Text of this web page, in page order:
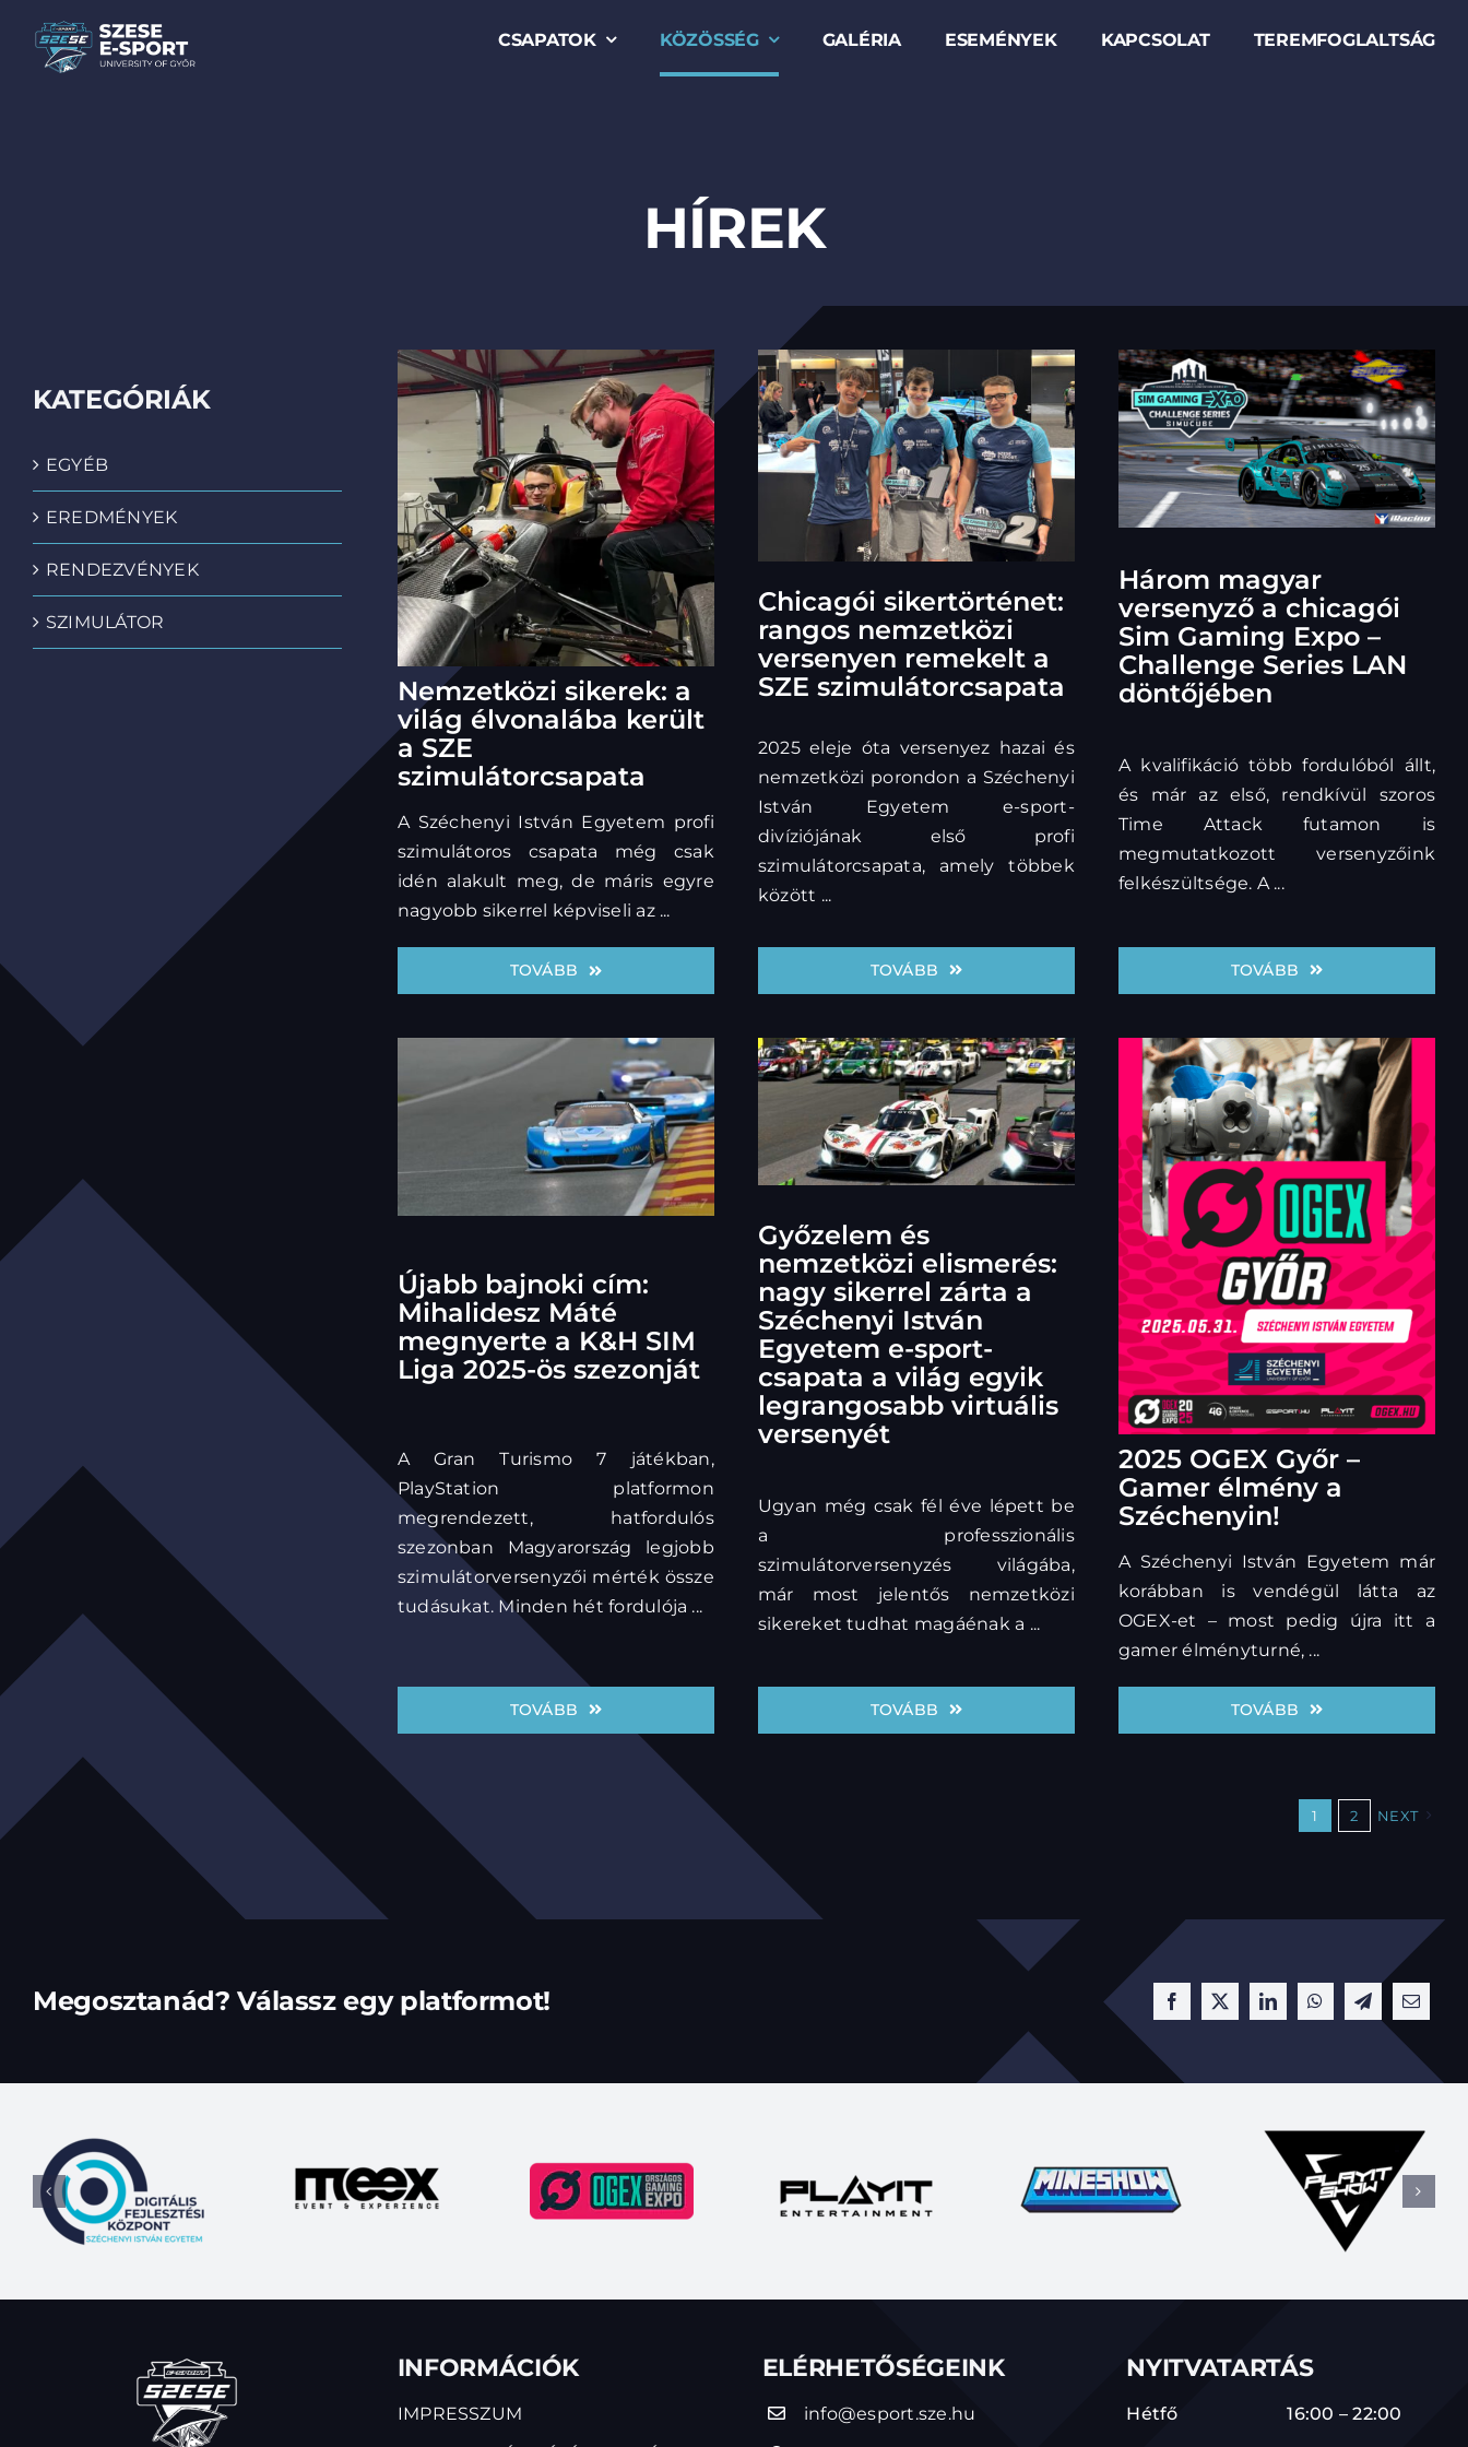
content
CSAPATOK KÖZÖSSÉG GALÉRIA ESEMÉNYEK KAPCSOLAT TEREMFOGLALTSÁG
HÍREK
KATEGÓRIÁK
EGYÉB
EREDMÉNYEK
RENDEZVÉNYEK
SZIMULÁTOR
Nemzetközi sikerek: a
világ élvonalába került
a SZE
szimulátorcsapata
A Széchenyi István Egyetem profi
szimulátoros csapata még csak
idén alakult meg, de máris egyre
nagyobb sikerrel képviseli az ...
TOVÁBB
Chicagói sikertörténet:
rangos nemzetközi
versenyen remekelt a
SZE szimulátorcsapata
2025 eleje óta versenyez hazai és
nemzetközi porondon a Széchenyi
István Egyetem e-sport-
divíziójának első profi
szimulátorcsapata, amely többek
között ...
TOVÁBB
Három magyar
versenyző a chicagói
Sim Gaming Expo –
Challenge Series LAN
döntőjében
A kvalifikáció több fordulóból állt,
és már az első, rendkívül szoros
Time Attack futamon is
megmutatkozott versenyzőink
felkészültsége. A ...
TOVÁBB
Újabb bajnoki cím:
Mihalidesz Máté
megnyerte a K&H SIM
Liga 2025-ös szezonját
A Gran Turismo 7 játékban,
PlayStation platformon
megrendezett, hatfordulós
szezonban Magyarország legjobb
szimulátorversenyzői mérték össze
tudásukat. Minden hét fordulója ...
TOVÁBB
Győzelem és
nemzetközi elismerés:
nagy sikerrel zárta a
Széchenyi István
Egyetem e-sport-
csapata a világ egyik
legrangosabb virtuális
versenyét
Ugyan még csak fél éve lépett be
a professzionális
szimulátorversenyzés világába,
már most jelentős nemzetközi
sikereket tudhat magáénak a ...
TOVÁBB
2025 OGEX Győr –
Gamer élmény a
Széchenyin!
A Széchenyi István Egyetem már
korábban is vendégül látta az
OGEX-et – most pedig újra itt a
gamer élményturné, ...
TOVÁBB
1 2 NEXT
Megosztanád? Válassz egy platformot!
INFORMÁCIÓK
IMPRESSZUM
ELÉRHETŐSÉGEINK
info@esport.sze.hu
NYITVATARTÁS
Hétfő 16:00 – 22:00